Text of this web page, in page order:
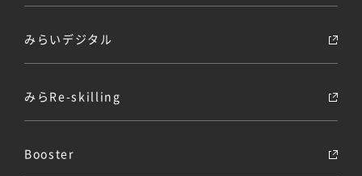
みらいデジタル
みらRe-skilling
Booster